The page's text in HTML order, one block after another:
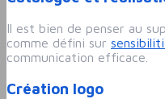
Il est bien de penser au
comme défini sur
communication efficace.
Création logo